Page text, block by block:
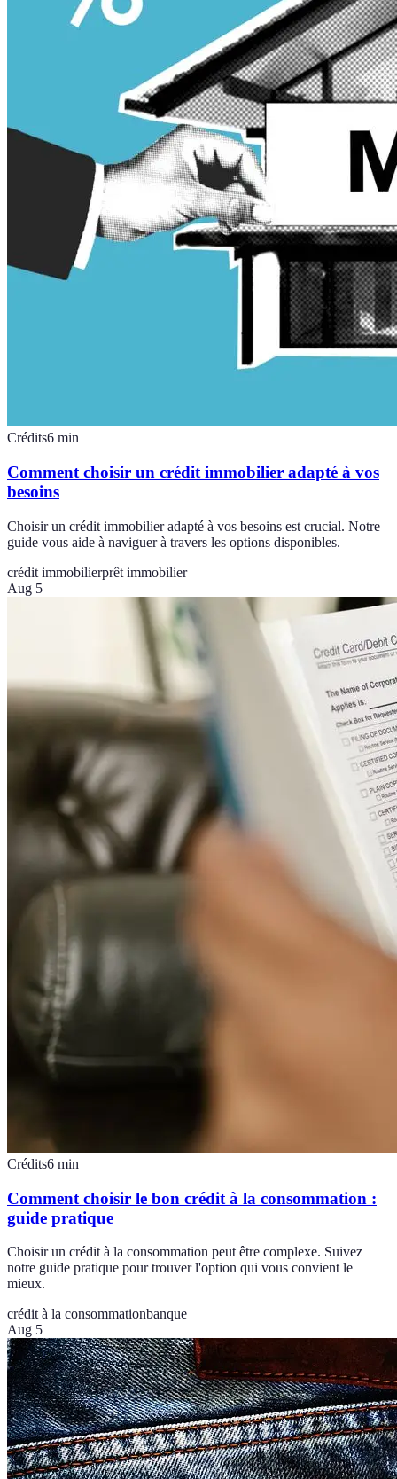
Crédits6 min
Comment choisir un crédit immobilier adapté à vos
besoins
Choisir un crédit immobilier adapté à vos besoins est crucial. Notre
guide vous aide à naviguer à travers les options disponibles.
crédit immobilierprêt immobilier
Aug 5
Crédits6 min
Comment choisir le bon crédit à la consommation :
guide pratique
Choisir un crédit à la consommation peut être complexe. Suivez
notre guide pratique pour trouver l'option qui vous convient le
mieux.
crédit à la consommationbanque
Aug 5